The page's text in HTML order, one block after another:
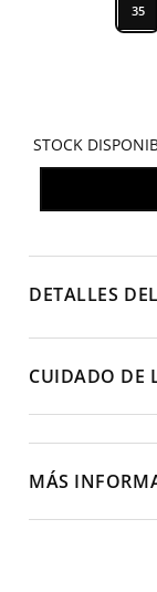
35
STOCK
DETALLES
CUIDADO DE
MÁS